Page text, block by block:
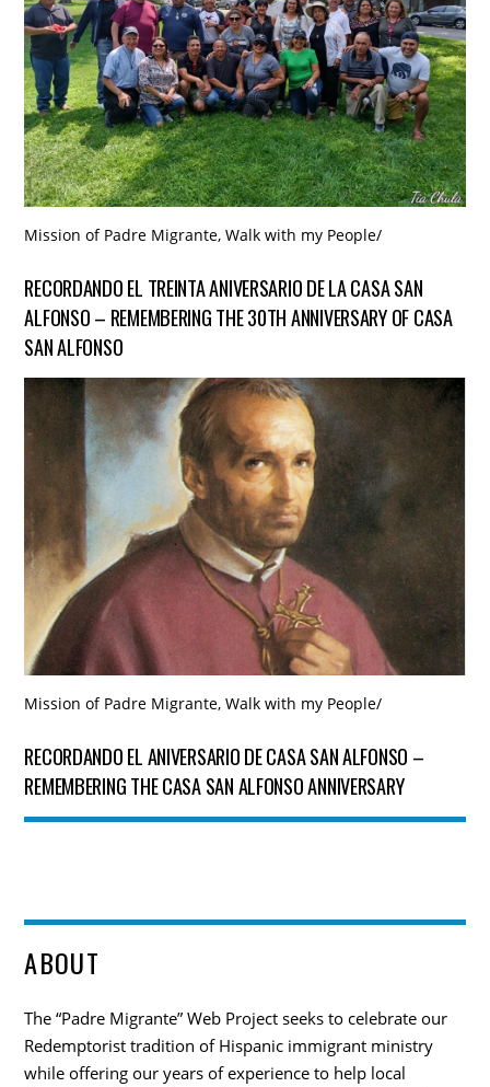
Mission of Padre Migrante,Walk with my People/
RECORDANDO EL TREINTA ANIVERSARIO DE LA CASA SAN
ALFONSO – REMEMBERING THE 30TH ANNIVERSARY OF CASA
SAN ALFONSO
Mission of Padre Migrante,Walk with my People/
RECORDANDO EL ANIVERSARIO DE CASA SAN ALFONSO –
REMEMBERING THE CASA SAN ALFONSO ANNIVERSARY
ABOUT
The “Padre Migrante” Web Project seeks to celebrate our
Redemptorist tradition of Hispanic immigrant ministry
while offering our years of experience to help local